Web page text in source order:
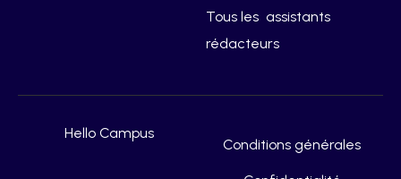
Tous les
rédacteurs
assistants
Hello Campus
Conditions générales